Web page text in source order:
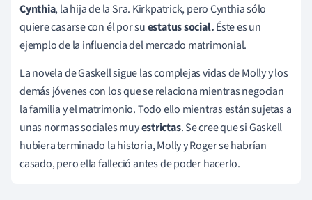
Cynthia, la hija de la Sra. Kirkpatrick, pero Cynthia sólo
quiere casarse con él por suestatus social.Éste es un
ejemplo de la influencia del mercado matrimonial.
La novela de Gaskell sigue las complejas vidas de Molly y los
demás jóvenes con los que se relaciona mientras negocian
la familia y el matrimonio. Todo ello mientras están sujetas a
unas normas sociales muyestrictas. Se cree que si Gaskell
hubiera terminado la historia, Molly y Roger se habrían
casado, pero ella falleció antes de poder hacerlo.